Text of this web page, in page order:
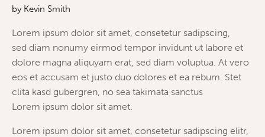
by Kevin Smith
Lorem ipsum dolor sit amet, consetetur sadipscing,
sed diam nonumy eirmod tempor invidunt ut labore et
dolore magna aliquyam erat, sed diam voluptua. At vero
eos et accusam et justo duo dolores et ea rebum. Stet
clita kasd gubergren, no sea takimata sanctus
Lorem ipsum dolor sit amet.
Lorem ipsum dolor sit amet, consetetur sadipscing elitr,